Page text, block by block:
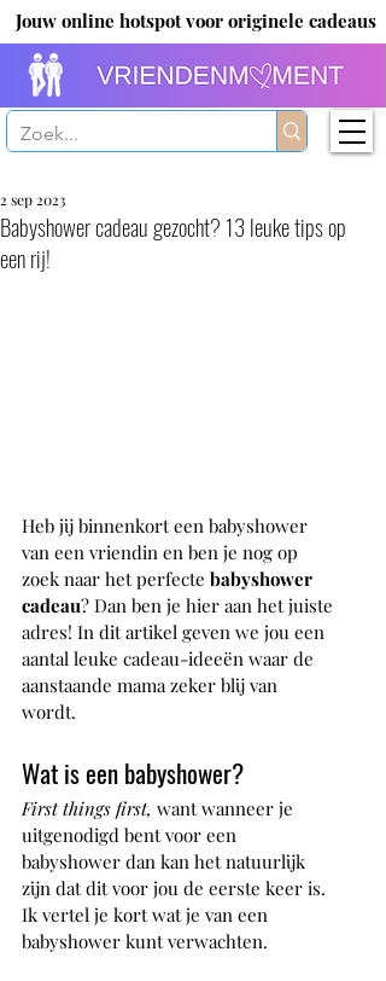
Jouw online hotspot voor originele cadeaus
Babyshower cadeau gezocht? 13 leuke tips op
een rij!
2 sep 2023
Heb jij binnenkort een babyshower
van een vriendin en ben je nog op
zoek naar het perfecte babyshower
cadeau? Dan ben je hier aan het juiste
adres! In dit artikel geven we jou een
aantal leuke cadeau-ideeën waar de
aanstaande mama zeker blij van
wordt.
Wat is een babyshower?
First things first, want wanneer je
uitgenodigd bent voor een
babyshower dan kan het natuurlijk
zijn dat dit voor jou de eerste keer is.
Ik vertel je kort wat je van een
babyshower kunt verwachten.